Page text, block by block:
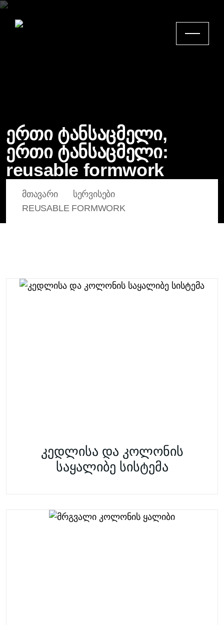
ერთი ტანსაცმელი,
ერთი ტანსაცმელი:
reusable formwork
ᲛᲗᲐᲕᲐᲠᲘ
ᲡᲔᲠᲕᲘᲡᲔᲑᲘ
REUSABLE FORMWORK
კედლისა და კოლონის
საყალიბე სისტემა